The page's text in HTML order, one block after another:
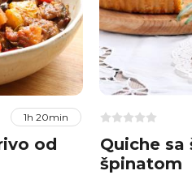
1h 20min
od
Quiche
špinatom